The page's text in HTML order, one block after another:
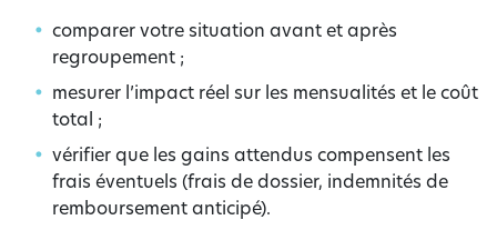
comparer votre situation avant et après
regroupement ;
mesurer l’impact réel sur les mensualités et le coût
total ;
vérifier que les gains attendus compensent les
frais éventuels (frais de dossier, indemnités de
remboursement anticipé).